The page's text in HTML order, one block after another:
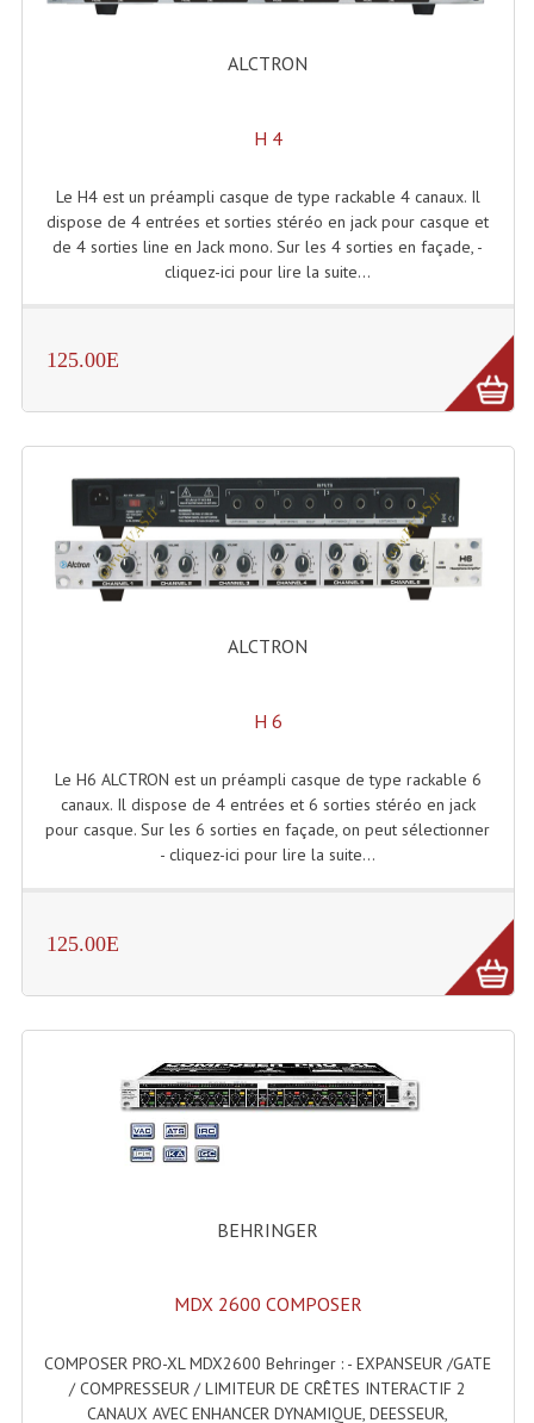
Flight Case Régie
Flight Cases Platine Disque. Lecteurs CD
Flight-Case CDs Et Disques Vinyls
Flight-Case Pour Contrôleur DJ
Flight-Case Pour La Lumière
Rack 19" Standard Betonex
Sac Trolley De Transport
Sacs & Housses De Transport
Valises Pour Clavier
Rack 19 Pouces Multiplis
Machines À Effets Fumées, Mousses, Liquid
Machines À Fumées
Machine À Etincelles Froides
Machines & Canon À Confettis
Machines À Bulles
Machines À Fumée Lourde
Liquide À Bulles
ALCTRON
H 4
Le H4 est un préampli casque de type rackable 4 canaux. Il
dispose de 4 entrées et sorties stéréo en jack pour casque et
de 4 sorties line en Jack mono. Sur les 4 sorties en façade, -
cliquez-ici pour lire la suite...
125.00E
ALCTRON
H 6
Le H6 ALCTRON est un préampli casque de type rackable 6
canaux. Il dispose de 4 entrées et 6 sorties stéréo en jack
pour casque. Sur les 6 sorties en façade, on peut sélectionner
- cliquez-ici pour lire la suite...
125.00E
BEHRINGER
MDX 2600 COMPOSER
COMPOSER PRO-XL MDX2600 Behringer : - EXPANSEUR /GATE
/ COMPRESSEUR / LIMITEUR DE CRÊTES INTERACTIF 2
CANAUX AVEC ENHANCER DYNAMIQUE, DEESSEUR,